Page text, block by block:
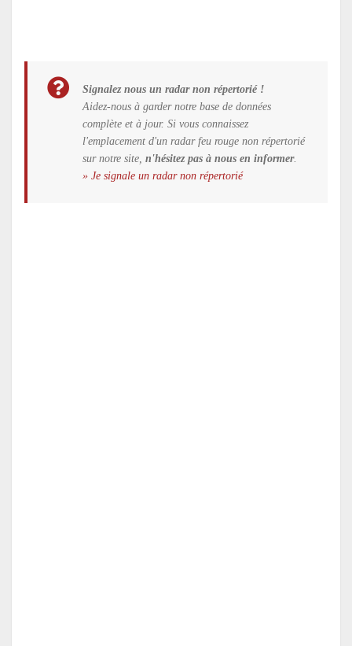
Signalez nous un radar non répertorié !
Aidez-nous à garder notre base de données
complète et à jour. Si vous connaissez
l'emplacement d'un radar feu rouge non répertorié
sur notre site, n'hésitez pas à nous en informer.
» Je signale un radar non répertorié